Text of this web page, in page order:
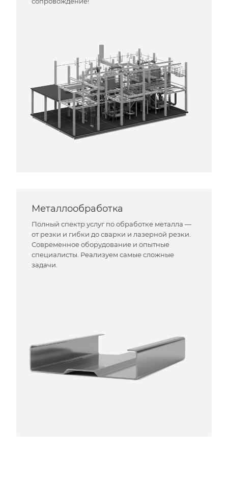
Металлообработка
Полный спектр услуг по обработке металла —
от резки и гибки до сварки и лазерной резки.
Современное оборудование и опытные
специалисты. Реализуем самые сложные
задачи.